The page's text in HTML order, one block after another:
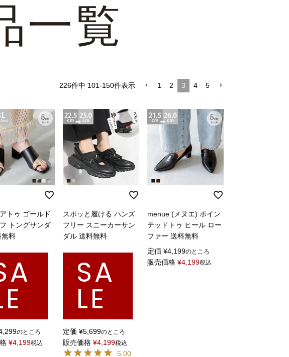
一覧
226件中 101-150件表示 1 2 3 4 5
トゥ ゴールド
トングサンダ
無料
のところ
¥4,199税込
スポッと履ける ハンズ
フリー スニーカーサン
ダル 送料無料
SA
LE
定価 ¥5,699のところ
販売価格 ¥4,199税込
5.00
menue (メヌエ) ポイン
テッドトゥ ヒール ロー
ファー 送料無料
定価 ¥4,199のところ
販売価格 ¥4,199税込